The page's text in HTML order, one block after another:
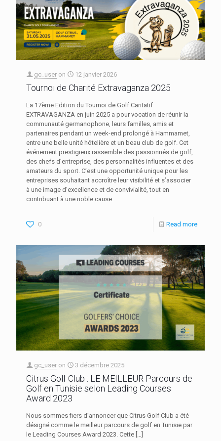
gc_user on 12 janvier 2026
Tournoi de Charité Extravaganza 2025
La 17ème Edition du Tournoi de Golf Caritatif
EXTRAVAGANZA en juin 2025 a pour vocation de réunir la
communauté germanophone, leurs familles, amis et
partenaires pendant un week-end prolongé à Hammamet,
entre une belle unité hôtelière et un beau club de golf. Cet
événement prestigieux rassemble des passionnés de golf,
des chefs d’entreprise, des personnalités influentes et des
amateurs du sport. C’est une opportunité unique pour les
entreprises souhaitant accroître leur visibilité et s’associer
à une image d’excellence et de convivialité, tout en
contribuant à une noble cause.
0 Read more
gc_user on 3 décembre 2025
Citrus Golf Club : LE MEILLEUR Parcours de
Golf en Tunisie selon Leading Courses
Award 2023
Nous sommes fiers d’annoncer que Citrus Golf Club a été
désigné comme le meilleur parcours de golf en Tunisie par
le Leading Courses Award 2023. Cette […]